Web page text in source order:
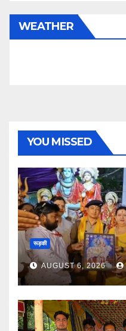
WEATHER
YOU MISSED
रूड़की
AUGUST 6, 2026